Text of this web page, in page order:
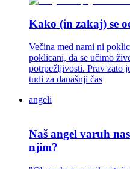
Kako (in zakaj) se
Večina med nami ni
poklicani, da se učimo
potrpežljivosti. Prav zato
tudi za današnji čas
angeli
Naš angel varuh
njim?